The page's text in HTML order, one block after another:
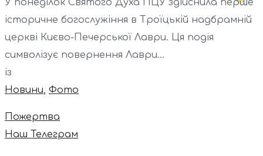
У понеділок Святого Духа ПЦУ здійснила перше
історичне богослужіння в Троїцькій надбрамній
церкві Києво-Печерської Лаври. Ця подія
символізує повернення Лаври...
із
Новини, Фото
Пожертва
Наш Телеграм